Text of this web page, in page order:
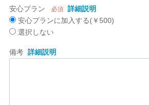
安心プラン 必須 詳細説明
安心プランに加入する(￥500)
選択しない
備考 詳細説明